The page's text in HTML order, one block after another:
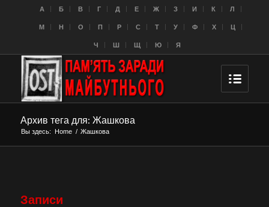
A Б В Г Д Е Ж З И К Л
M Н О П Р С Т У Ф Х Ц
Ч Ш Щ Ю Я
Архив тега для: Жашкова
Вы здесь: Home / Жашкова
Записи